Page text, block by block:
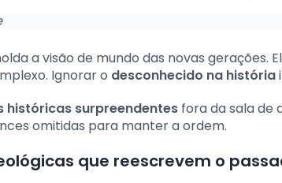
a visão de mundo das novas gerações.
Ignorar o desconhecido na história
históricas surpreendentes fora da sala de
omitidas para manter a ordem.
que reescrevem o